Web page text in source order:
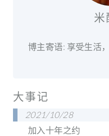
米
博主寄语: 享受生活
大事记
2021/10/28
加入十年之约